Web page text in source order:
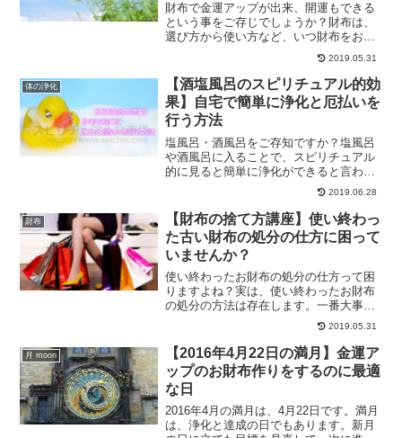
財布で金運アップが出来、開運もできる
という事をご存じでしょうか？財布は、
選び方から使い方など、いつ財布をおろ
すか、どうやって使うかなど法則があり
ます。お金の貯まる財布の使い方などを
ご紹介します。
2019.05.31
体の浄化
【酒塩風呂のスピリチュアル的効
果】自宅で簡単に浄化と厄払いを
行う方法
塩風呂・酒風呂をご存知ですか？塩風呂
や酒風呂に入ることで、スピリチュアル
的に見ると簡単に浄化ができると言われ
ています。酒塩風呂のスピリチュアル的
な効果について、また、自宅で簡単に浄
化や厄払いを行う方法についてご紹介し
ます。
2019.06.28
財布
【財布の捨て方講座】使い終わっ
た古い財布の処分の仕方に困って
いませんか？
使い終わったお財布の処分の仕方って困
りますよね？実は、使い終わったお財布
の処分の方法は存在します。一番大事な
のは、お財布に感謝してお見送りをする
事ですが、ここでは古いお財布の処分方
法を解説していきます。
2019.05.31
月 moon
【2016年4月22日の満月】金運ア
ップのお財布作りをするのに最適
な日
2016年4月の満月は、4月22日です。満月
は、浄化と達成の日でもあります。新月